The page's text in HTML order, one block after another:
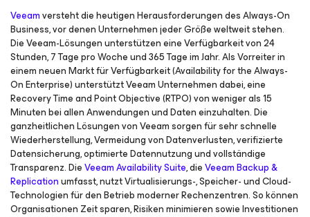
Veeamversteht die heutigen Herausforderungen des Always-On
Business, vor denen Unternehmen jeder Größe weltweit stehen.
Die Veeam-Lösungen unterstützen eine Verfügbarkeit von 24
Stunden, 7 Tage pro Woche und 365 Tage im Jahr. Als Vorreiter in
einem neuen Markt für Verfügbarkeit (Availability for the Always-
On Enterprise) unterstützt Veeam Unternehmen dabei, eine
Recovery Time and Point Objective (RTPO) von weniger als 15
Minuten bei allen Anwendungen und Daten einzuhalten. Die
ganzheitlichen Lösungen von Veeam sorgen für sehr schnelle
Wiederherstellung, Vermeidung von Datenverlusten, verifizierte
Datensicherung, optimierte Datennutzung und vollständige
Transparenz. DieVeeam Availability Suite, dieVeeam Backup &
Replicationumfasst, nutzt Virtualisierungs-, Speicher- und Cloud-
Technologien für den Betrieb moderner Rechenzentren. So können
Organisationen Zeit sparen, Risiken minimieren sowie Investitionen